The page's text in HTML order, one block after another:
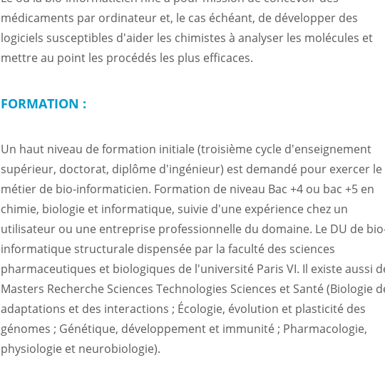
médicaments par ordinateur et, le cas échéant, de développer des
logiciels susceptibles d'aider les chimistes à analyser les molécules et
mettre au point les procédés les plus efficaces.
FORMATION :
Un haut niveau de formation initiale (troisième cycle d'enseignement
supérieur, doctorat, diplôme d'ingénieur) est demandé pour exercer le
métier de bio-informaticien. Formation de niveau Bac +4 ou bac +5 en
chimie, biologie et informatique, suivie d'une expérience chez un
utilisateur ou une entreprise professionnelle du domaine. Le DU de
informatique structurale dispensée par la faculté des sciences
pharmaceutiques et biologiques de l'université Paris VI. Il existe aussi
Masters Recherche Sciences Technologies Sciences et Santé (Biologie
adaptations et des interactions ; Écologie, évolution et plasticité des
génomes ; Génétique, développement et immunité ; Pharmacologie,
physiologie et neurobiologie).